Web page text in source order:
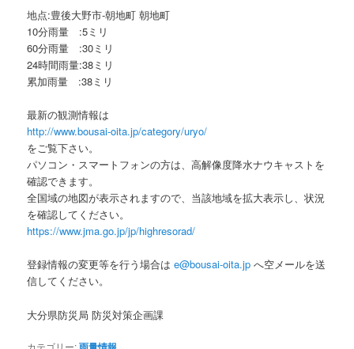
地点:豊後大野市-朝地町 朝地町
10分雨量 :5ミリ
60分雨量 :30ミリ
24時間雨量:38ミリ
累加雨量 :38ミリ
最新の観測情報は
http://www.bousai-oita.jp/category/uryo/
をご覧下さい。
パソコン・スマートフォンの方は、高解像度降水ナウキャストを
確認できます。
全国域の地図が表示されますので、当該地域を拡大表示し、状況
を確認してください。
https://www.jma.go.jp/jp/highresorad/
登録情報の変更等を行う場合はe@bousai-oita.jp へ空メールを送
信してください。
大分県防災局 防災対策企画課
カテゴリー: